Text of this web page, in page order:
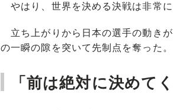
やはり、世界を決める決戦は非常に
立ち上がりから日本の選手の動き
の一瞬の隙を突いて先制点を奪った。
「前は絶対に決めて